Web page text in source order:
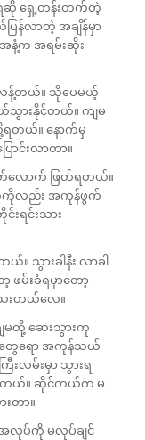
ရဆို ရှေ့တန်းတက်တဲ့
န်လာတဲ့ အချိန်မှာ
အနံ့က အရမ်းဆိုး
န့်တယ်။ သိုပေမယ့်
သွားနိုင်တယ်။ ကျမ
တယ်။ ‌နောက်မှ
ာင်းလာတာ။
လောက် ဖြတ်ရတယ်။
ကိုလည်း အကုန်ဖွက်
ရင်းသား
သွားခါနီး လာခါ
မ်းခံရမှာတော့
းတယ်လေ။
တို့ ဆေးသွားကု
တွေရော အကုန်သယ်
းလမ်းမှာ သွားရ
တယ်။ ဆိုင်ကယ်က မ
တာ။
အလုပ်ကို မလုပ်ချင်